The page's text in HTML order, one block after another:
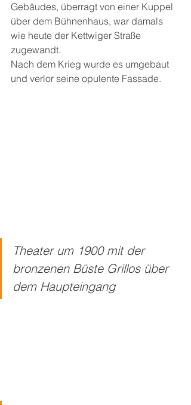
Gebäudes, überragt von einer Kuppel
über dem Bühnenhaus, war damals
wie heute der Kettwiger Straße
zugewandt.
Nach dem Krieg wurde es umgebaut
und verlor seine opulente Fassade.
Theater um 1900 mit der
bronzenen Büste Grillos über
dem Haupteingang